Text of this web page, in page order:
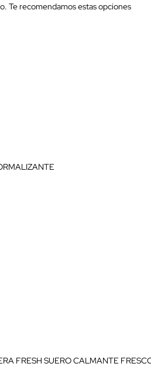
Te recomendamos estas opciones
FRESH SUERO CALMANTE